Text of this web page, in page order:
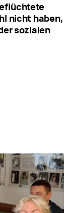
nicht haben,
sozialen